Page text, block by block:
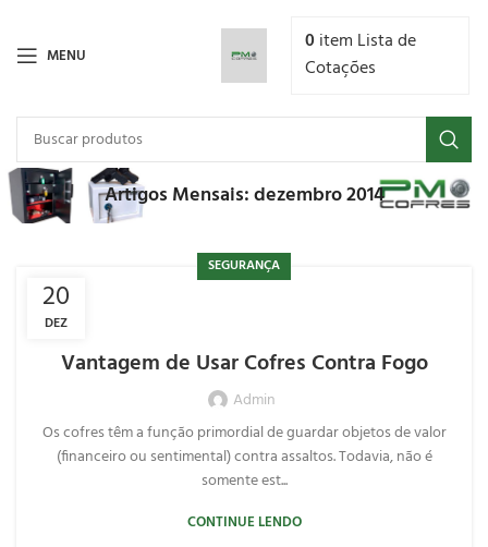
MENU 0 item Lista de
Cotações
Artigos Mensais: dezembro 2014
20
DEZ
SEGURANÇA
Vantagem de Usar Cofres Contra Fogo
Admin
Os cofres têm a função primordial de guardar objetos de valor
(financeiro ou sentimental) contra assaltos. Todavia, não é
somente est...
CONTINUE LENDO